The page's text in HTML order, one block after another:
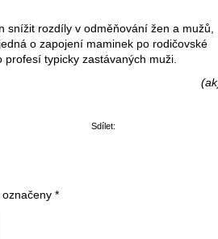
rozdíly v odměňování žen a mužů,
o zapojení maminek po rodičovské
typicky zastávaných muži.
Sdílet:
*